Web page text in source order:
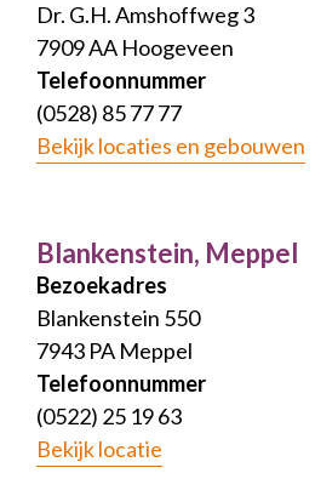
Dr. G.H. Amshoffweg 3
7909 AA Hoogeveen
Telefoonnummer
(0528) 85 77 77
Bekijk locaties en gebouwen
Blankenstein, Meppel
Bezoekadres
Blankenstein 550
7943 PA Meppel
Telefoonnummer
(0522) 25 19 63
Bekijk locatie